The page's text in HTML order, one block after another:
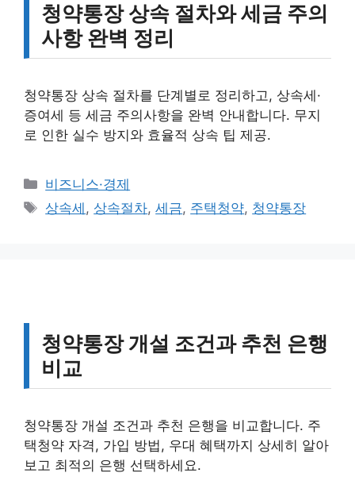
청약통장 상속 절차와 세금 주의
사항 완벽 정리
청약통장 상속 절차를 단계별로 정리하고, 상속세·
증여세 등 세금 주의사항을 완벽 안내합니다. 무지
로 인한 실수 방지와 효율적 상속 팁 제공.
카
테
비즈니스·경제
태
상속세 , 상속절차,세금, 주택청약, 청약통장
청약통장 개설 조건과 추천 은행
비교
청약통장 개설 조건과 추천 은행을 비교합니다. 주
택청약 자격, 가입 방법, 우대 혜택까지 상세히 알아
보고 최적의 은행 선택하세요.